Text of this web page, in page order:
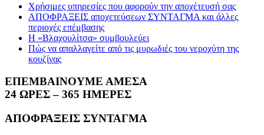
Χρήσιμες υπηρεσίες που αφορούν την αποχέτευσή σας
ΑΠΟΦΡΑΞΕΙΣ αποχετεύσεων ΣΥΝΤΑΓΜΑ και άλλες
περιοχές επέμβασης
Η «Βλαχουλίτσα» συμβουλεύει
Πώς να απαλλαγείτε από τις μυρωδιές του νεροχύτη της
κουζίνας
ΕΠΕΜΒΑΙΝΟΥΜΕ ΑΜΕΣΑ
24 ΩΡΕΣ – 365 ΗΜΕΡΕΣ
ΑΠΟΦΡΑΞΕΙΣ ΣΥΝΤΑΓΜΑ